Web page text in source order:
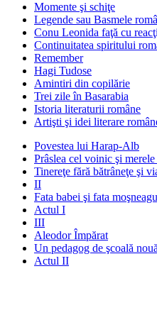
Momente şi schiţe
Legende sau Basmele
Conu Leonida faţă cu
Continuitatea spiritului
Remember
Hagi Tudose
Amintiri din copilărie
Trei zile în Basarabia
Istoria literaturii române
Artişti şi idei literare
Povestea lui Harap-Alb
Prâslea cel voinic şi merele
Tinereţe fără bătrâneţe şi
II
Fata babei şi fata
Actul I
III
Aleodor Împărat
Un pedagog de şcoală nouă
Actul II